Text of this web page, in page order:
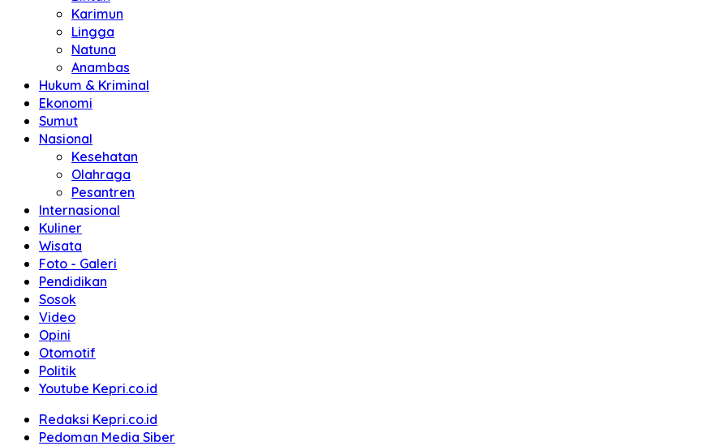
Karimun
Lingga
Natuna
Anambas
Hukum & Kriminal
Ekonomi
Sumut
Nasional
Kesehatan
Olahraga
Pesantren
Internasional
Kuliner
Wisata
Foto - Galeri
Pendidikan
Sosok
Video
Opini
Otomotif
Politik
Youtube Kepri.co.id
Redaksi Kepri.co.id
Pedoman Media Siber